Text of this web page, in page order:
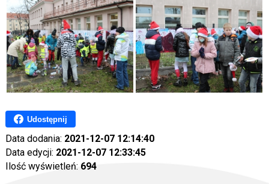
Udostępnij
Data dodania: 2021-12-07 12:14:40
Data edycji: 2021-12-07 12:33:45
Ilość wyświetleń: 694